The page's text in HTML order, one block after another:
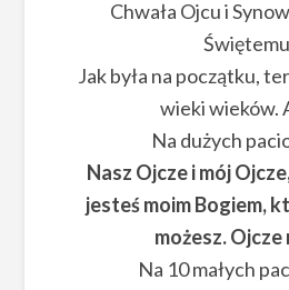
Chwała Ojcu i
Jak była na początku,
wieki wieków.
Na dużych
Nasz Ojcze i mój
jesteś moim Bogiem,
możesz.
Na 10 małych